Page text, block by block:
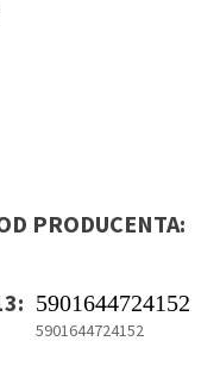
PRODUCENTA:
5901644724152
5901644724152